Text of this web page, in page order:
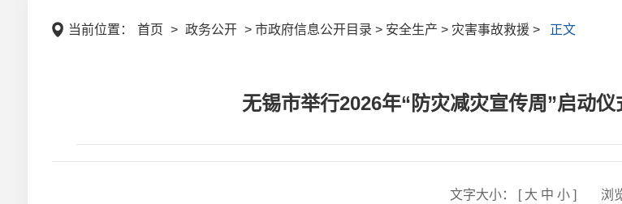
当前位置： 首页 > 政务公开 > 市政府信息公开目录 > 安全生产 > 灾害事故救援 > 正文
无锡市举行2026年“防灾减灾宣传周”启动
文字大小： [ 大 中 小] 浏